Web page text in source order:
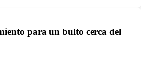
para un bulto cerca del